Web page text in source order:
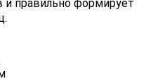
правильно формирует